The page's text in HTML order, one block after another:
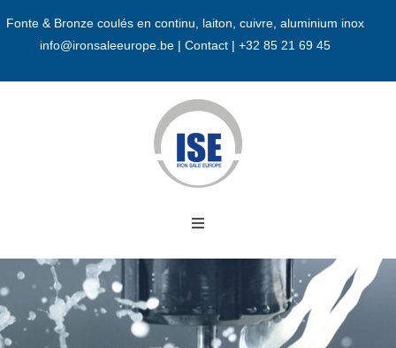
Fonte & Bronze coulés en continu, laiton, cuivre, aluminium inox
info@ironsaleeurope.be| Contact | +32 85 21 69 45
Toggle
A propos